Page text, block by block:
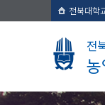
전북대학
전